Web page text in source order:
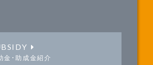
金･助成金紹介